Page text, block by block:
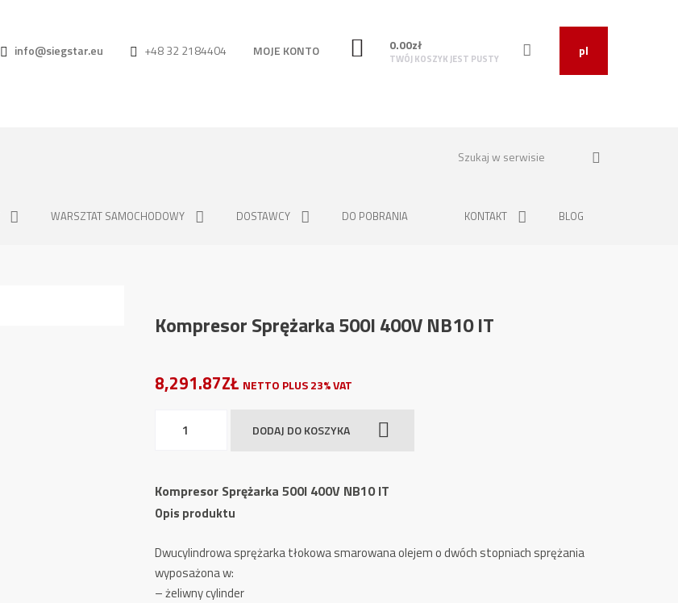
info@siegstar.eu +48 32 2184404 MOJE KONTO pl
0.00zł
TWÓJ KOSZYK JEST PUSTY
WARSZTAT SAMOCHODOWY DOSTAWCY DO POBRANIA KONTAKT BLOG
Kompresor Sprężarka 500l 400V NB10 IT
8,291.87ZŁ NETTO PLUS 23% VAT
Kompresor
400V
NB10
DODAJ DO KOSZYKA
Kompresor Sprężarka 500l 400V NB10 IT
Opis produktu
Dwucylindrowa sprężarka tłokowa smarowana olejem o dwóch stopniach sprężania
wyposażona w:
– żeliwny cylinder